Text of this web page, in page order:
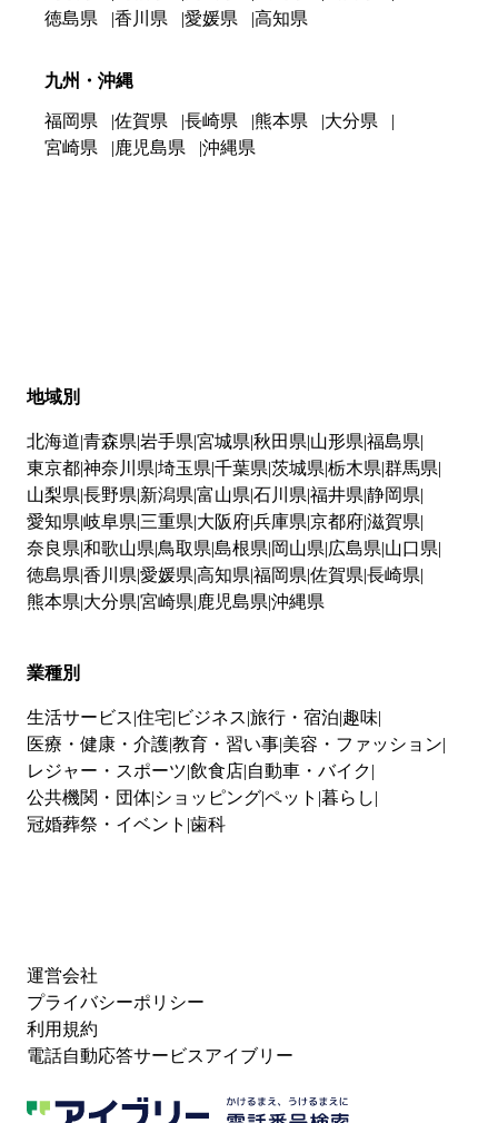
徳島県
香川県 愛媛県 高知県
九州・沖縄
福岡県 佐賀県 長崎県 熊本県
大分県
宮崎県
鹿児島県 沖縄県
地域別
北海道 青森県 岩手県 宮城県 秋田県 山形県 福島県
東京都神奈川県 埼玉県 千葉県 茨城県 栃木県 群馬県
山梨県 長野県 新潟県 富山県 石川県 福井県 静岡県
愛知県 岐阜県 三重県 大阪府兵庫県 京都府滋賀県
奈良県 和歌山県 鳥取県 島根県 岡山県 広島県 山口県
徳島県 香川県 愛媛県 高知県 福岡県 佐賀県 長崎県
熊本県 大分県 宮崎県 鹿児島県 沖縄県
業種別
生活サービス 住宅 ビジネス 旅行・宿泊 趣味
医療・健康・介護教育・習い事 美容・ファッション
レジャー・スポーツ 飲食店 自動車・バイク
公共機関・団体 ショッピングペット 暮らし
冠婚葬祭・イベント 歯科
運営会社
プライバシーポリシー
利用規約
電話自動応答サービスアイブリー